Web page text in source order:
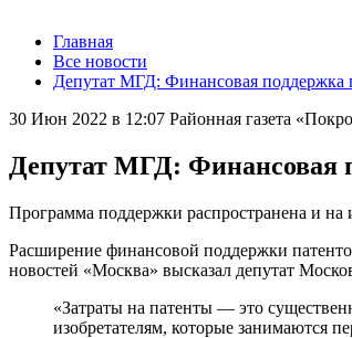
Главная
Все новости
Депутат МГД: Финансовая поддержка
30 Июн 2022 в 12:07 Районная газета
Депутат МГД: Финансовая
Программа поддержки распространена и
Расширение финансовой поддержки
новостей «Москва» высказал депутат
«Затраты на патенты — это
изобретателям, которые занимаются